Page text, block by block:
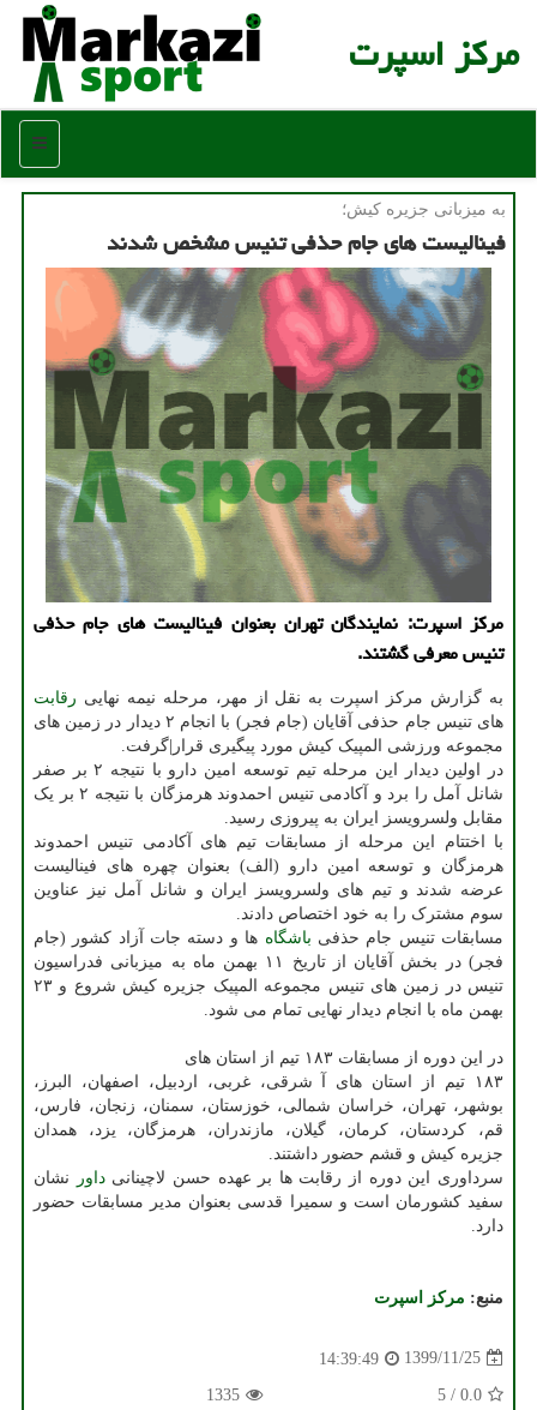
مركز اسپرت
منو
به میزبانی جزیره كیش؛
فینالیست های جام حذفی تنیس مشخص شدند
مرکز اسپرت: نمایندگان تهران بعنوان فینالیست های جام حذفی
تنیس معرفی گشتند.
به گزارش مرکز اسپرت به نقل از مهر، مرحله نیمه نهایی رقابت
های تنیس جام حذفی آقایان (جام فجر) با انجام ۲ دیدار در زمین های
مجموعه ورزشی المپیک کیش مورد پیگیری قرار|گرفت.
در اولین دیدار این مرحله تیم توسعه امین دارو با نتیجه ۲ بر صفر
شانل آمل را برد و آکادمی تنیس احمدوند هرمزگان با نتیجه ۲ بر یک
مقابل ولسرویسز ایران به پیروزی رسید.
با اختتام این مرحله از مسابقات تیم های آکادمی تنیس احمدوند
هرمزگان و توسعه امین دارو (الف) بعنوان چهره های فینالیست
عرضه شدند و تیم های ولسرویسز ایران و شانل آمل نیز عناوین
سوم مشترک را به خود اختصاص دادند.
مسابقات تنیس جام حذفی باشگاه ها و دسته جات آزاد کشور (جام
فجر) در بخش آقایان از تاریخ ۱۱ بهمن ماه به میزبانی فدراسیون
تنیس در زمین های تنیس مجموعه المپیک جزیره کیش شروع و ۲۳
بهمن ماه با انجام دیدار نهایی تمام می شود.
در این دوره از مسابقات ۱۸۳ تیم از استان های
۱۸۳ تیم از استان های آ شرقی، غربی، اردبیل، اصفهان، البرز،
بوشهر، تهران، خراسان شمالی، خوزستان، سمنان، زنجان، فارس،
قم، کردستان، کرمان، گیلان، مازندران، هرمزگان، یزد، همدان
جزیره کیش و قشم حضور داشتند.
سرداوری این دوره از رقابت ها بر عهده حسن لاچینانیداور
نشان
سفید کشورمان است و سمیرا قدسی بعنوان مدیر مسابقات حضور
دارد.
منبع: مركز اسپرت
1399/11/25
14:39:49
0.0
/
5
1335